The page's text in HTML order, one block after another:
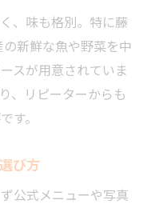
、味も格別。特に藤
新鮮な魚や野菜を中
スが用意されていま
、リピーターからも
す。
び方
公式メニューや写真